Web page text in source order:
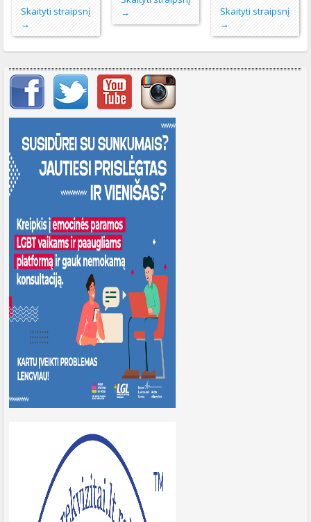
Skaityti straipsnį
→
→
Skaityti straipsnį
→
Svarbių įrašų meniu